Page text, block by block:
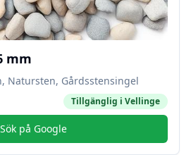
mm
Natursten, Gårdsstensingel
Tillgänglig i Vellinge
Sök på Google